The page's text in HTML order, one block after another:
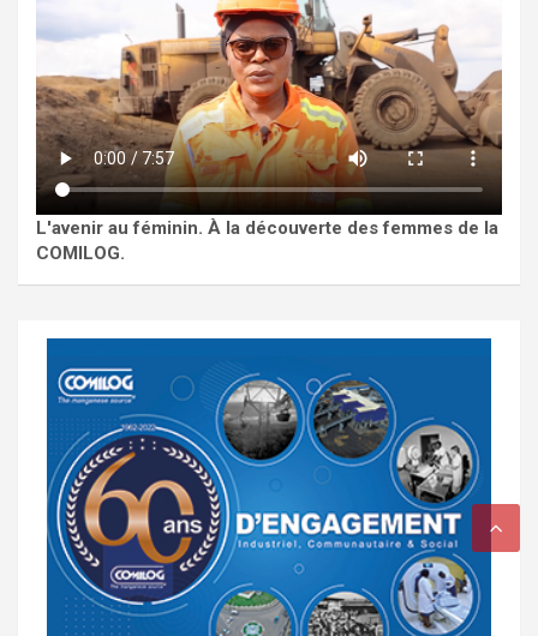
L'avenir au féminin. À la découverte des femmes de la
COMILOG.